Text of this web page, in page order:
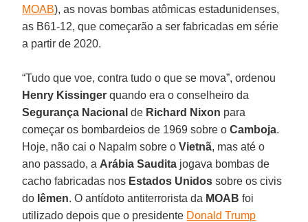
MOAB), as novas bombas atômicas estadunidenses,
as B61-12, que começarão a ser fabricadas em série
a partir de 2020.
“Tudo que voe, contra tudo o que se mova”, ordenou
Henry Kissinger quando era o conselheiro da
Segurança Nacional de Richard Nixon para
começar os bombardeios de 1969 sobre oCamboja.
Hoje, não cai o Napalm sobre oVietnã, mas até o
ano passado, a Arábia Saudita jogava bombas de
cacho fabricadas nos Estados Unidos sobre os civis
do Iêmen. O antídoto antiterrorista da MOAB foi
utilizado depois que o presidente Donald Trump